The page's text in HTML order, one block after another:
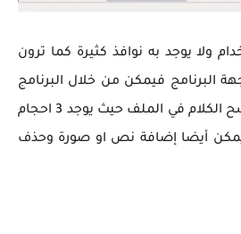
ولا يوجد به نوافذ كثيرة كما ترون
البرنامج فيمكن من خلال البرنامج
تدوير وقص الصورة ومسح الكلام في الملف حيث يوجد 3 احجام
أيضا إضافة نص او صورة وحذف